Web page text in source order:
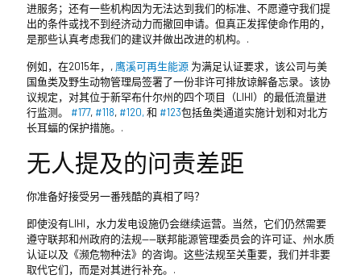
进服务；还有一些机构因为无法达到我们的标准、不愿遵守我们提
出的条件或找不到经济动力而撤回申请。但真正发挥使命作用的，
是那些认真考虑我们的建议并做出改进的机构。.
例如，在2015年，, 鹰溪可再生能源 为满足认证要求，该公司与美
国鱼类及野生动物管理局签署了一份非许可排放谅解备忘录。该协
议规定，对其位于新罕布什尔州的四个项目（LIHI）的最低流量进
行监测。 #177, #118, #120,和 #123包括鱼类通道实施计划和对北方
长耳蝠的保护措施。.
无人提及的问责差距
你准备好接受另一番残酷的真相了吗？
即使没有LIHI，水力发电设施仍会继续运营。当然，它们仍然需要
遵守联邦和州政府的法规——联邦能源管理委员会的许可证、州水质
认证以及《濒危物种法》的咨询。这些法规至关重要，我们并非要
取代它们，而是对其进行补充。.